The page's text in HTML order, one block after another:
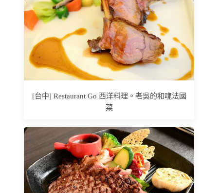
[台中] Restaurant Go 西洋料理。老吳的和魂法國
菜